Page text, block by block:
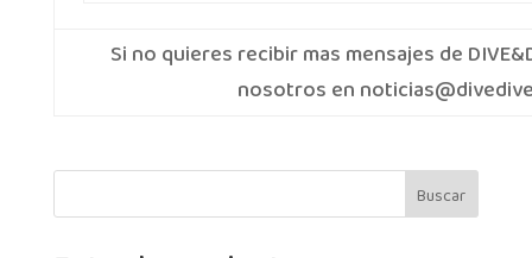
Si no quieres recibir mas mensajes de
nosotros en
Buscar